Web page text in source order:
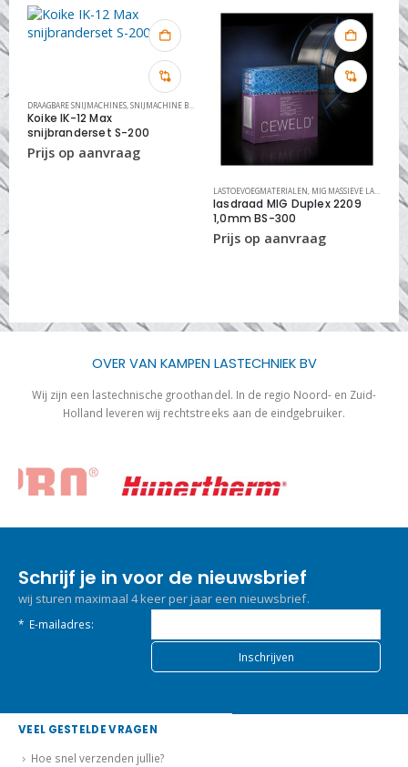
DRAAGBARE SNIJMACHINES,SNIJMACHINE BRANDERSETS
Koike IK-12 Max
snijbranderset S-200
LASTOEVOEGMATERIALEN, MIG MASSIEVE LASDRADEN RVS
lasdraad MIG Duplex 2209
1,0mm BS-300
OVER VAN KAMPEN LASTECHNIEK BV
Wij zijn een lastechnische groothandel. In de regio Noord- en Zuid-
Holland leveren wij rechtstreeks aan de eindgebruiker.
Schrijf je in voor de nieuwsbrief
wij sturen maximaal 4 keer per jaar een nieuwsbrief.
* E-mailadres:
VEEL GESTELDE VRAGEN
Hoe snel verzenden jullie?